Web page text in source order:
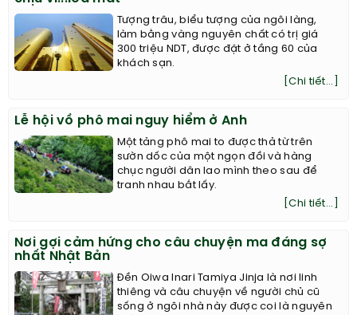
Tượng trâu, biểu tượng của ngôi làng,
làm bằng vàng nguyên chất có trị giá
300 triệu NDT, được đặt ở tầng 60 của
khách sạn.
[Chi tiết...]
Lễ hội vồ phô mai nguy hiểm ở Anh
Một tảng phô mai to được thả từ trên
sườn dốc của một ngọn đồi và hàng
chục người dân lao mình theo sau để
tranh nhau bắt lấy.
[Chi tiết...]
Nơi gợi cảm hứng cho câu chuyện ma đáng sợ
nhất Nhật Bản
Đền Oiwa Inari Tamiya Jinja là nơi linh
thiêng và câu chuyện về người chủ cũ
sống ở ngôi nhà này được coi là nguyên